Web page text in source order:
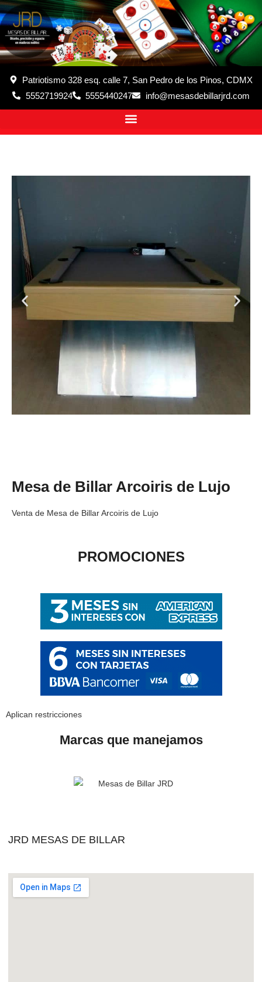
Patriotismo 328 esq. calle 7, San Pedro de los Pinos, CDMX
5552719924
5555440247 info@mesasdebillarjrd.com
Mesa de Billar Arcoiris de Lujo
Venta de Mesa de Billar Arcoiris de Lujo
PROMOCIONES
Aplican restricciones
Marcas que manejamos
JRD MESAS DE BILLAR